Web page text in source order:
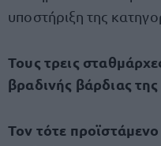
υποστήριξη της
Τους τρεις
βραδινής βάρδιας
Τον τότε